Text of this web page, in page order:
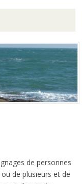
de personnes
de plusieurs et de